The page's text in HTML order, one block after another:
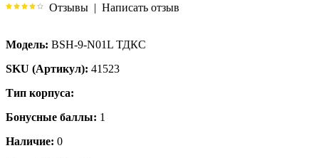
Отзывы | Написать отзыв
Модель: BSH-9-N01L ТДКС
SKU (Артикул): 41523
Тип корпуса:
Бонусные баллы: 1
Наличие: 0